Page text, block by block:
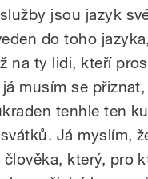
jsou jazyk
do toho
na ty lidi, kteří
musím se
tenhle ten
Já myslím,
který, pro